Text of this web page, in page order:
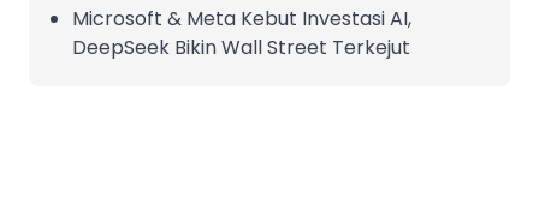
Microsoft & Meta Kebut Investasi AI,
DeepSeek Bikin Wall Street Terkejut